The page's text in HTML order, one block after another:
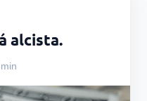
alcista.